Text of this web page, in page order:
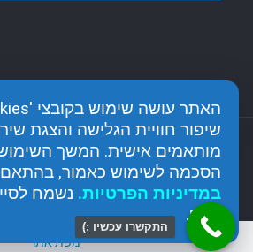
כל הזכויות שמורות לגן האבן - מודיעין כפר רות
מנוהל ומקודם על ידי חברה לשיווק דיגיטלי seo analytic
מפת אתר
שיפור חוויית הגלישה והצגת
מותאמים אישית. המשך
הסכמה לשימוש כאמור,
במדיניות הפרטיות. נשמח
נוסף.
התקשרו עכשיו :)